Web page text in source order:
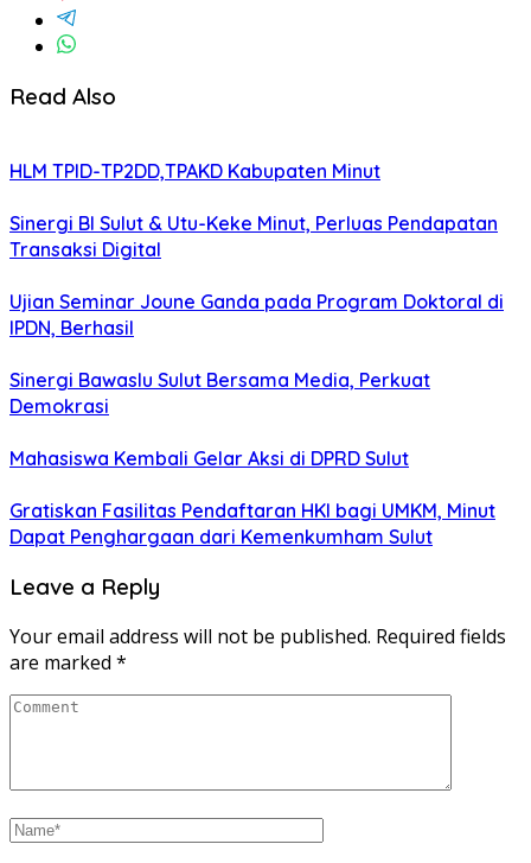
Read Also
HLM TPID-TP2DD,TPAKD Kabupaten Minut
Sinergi BI Sulut & Utu-Keke Minut, Perluas Pendapatan
Transaksi Digital
Ujian Seminar Joune Ganda pada Program Doktoral di
IPDN, Berhasil
Sinergi Bawaslu Sulut Bersama Media, Perkuat
Demokrasi
Mahasiswa Kembali Gelar Aksi di DPRD Sulut
Gratiskan Fasilitas Pendaftaran HKI bagi UMKM, Minut
Dapat Penghargaan dari Kemenkumham Sulut
Leave a Reply
Your email address will not be published. Required fields
are marked *